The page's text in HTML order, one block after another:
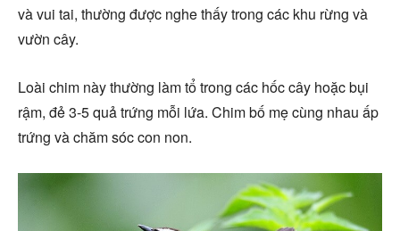
và vui tai, thường được nghe thấy trong các khu rừng và
vườn cây.
Loài chim này thường làm tổ trong các hốc cây hoặc bụi
rậm, đẻ 3-5 quả trứng mỗi lứa. Chim bố mẹ cùng nhau ấp
trứng và chăm sóc con non.